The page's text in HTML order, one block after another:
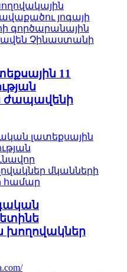
11
ժապավենի
խողովակներ